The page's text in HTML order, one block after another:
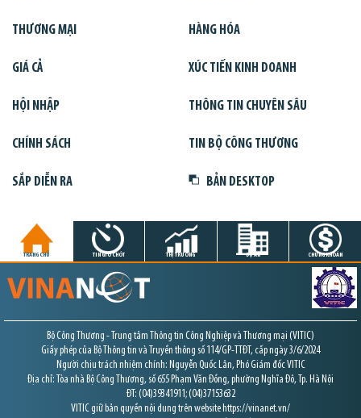
THƯƠNG MẠI HÀNG HÓA
GIÁ CẢ XÚC TIẾN KINH DOANH
HỘI NHẬP THÔNG TIN CHUYÊN SÂU
CHÍNH SÁCH TIN BỘ CÔNG THƯƠNG
SẮP DIỄN RA BẢN DESKTOP
TRANG CHỦ TIN GIỜ CHÓT THỊ TRƯỜNG DỰ ÁN CHỨNG KHOÁN
Bộ Công Thương - Trung tâm Thông tin Công Nghiệp và Thương mại (VITIC)
Giấy phép của Bộ Thông tin và Truyền thông số 114/GP-TTĐT, cấp ngày 3/6/2024
Người chịu trách nhiệm chính: Nguyễn Quốc Lân, Phó Giám đốc VITIC
Địa chỉ: Tòa nhà Bộ Công Thương, số 655 Phạm Văn Đồng, phường Nghĩa Đô, Tp. Hà Nội
ĐT: (04)39341911; (04)37153632
VITIC giữ bản quyền nội dung trên website https://vinanet.vn/